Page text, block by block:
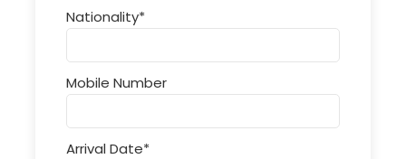
Nationality*
Mobile Number
Arrival Date*